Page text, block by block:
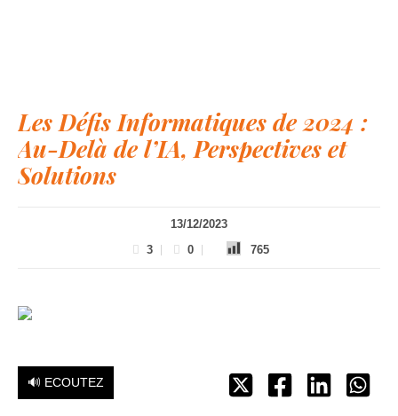
Les Défis Informatiques de 2024 :
Au-Delà de l’IA, Perspectives et
Solutions
13/12/2023
3
0 765
🔊 ECOUTEZ